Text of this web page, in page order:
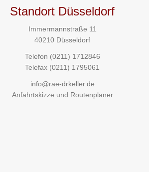
Standort Düsseldorf
Immermannstraße 11
40210 Düsseldorf
Telefon (0211) 1712846
Telefax (0211) 1795061
info@rae-drkeller.de
Anfahrtskizze und Routenplaner